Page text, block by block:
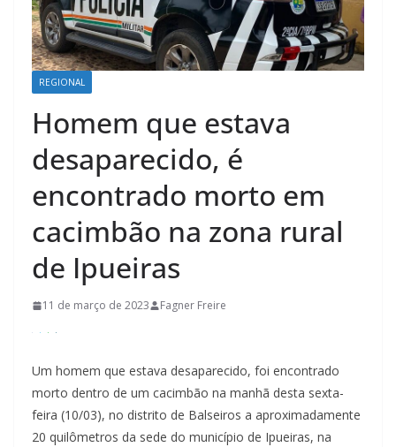
REGIONAL
Homem que estava
desaparecido, é
encontrado morto em
cacimbão na zona rural
de Ipueiras
11 de março de 2023 Fagner Freire
Um homem que estava desaparecido, foi encontrado
morto dentro de um cacimbão na manhã desta sexta-
feira (10/03), no distrito de Balseiros a aproximadamente
20 quilômetros da sede do município de Ipueiras, na